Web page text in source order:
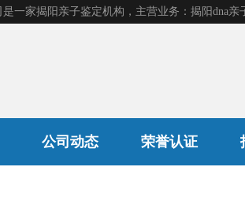
公司动态 荣誉认证
产前胎儿鉴